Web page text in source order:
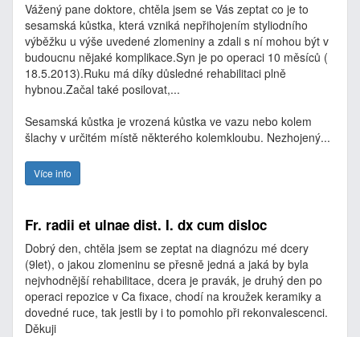
Vážený pane doktore, chtěla jsem se Vás zeptat co je to
sesamská kůstka, která vzniká nepřihojením styliodního
výběžku u výše uvedené zlomeniny a zdali s ní mohou být v
budoucnu nějaké komplikace.Syn je po operaci 10 měsíců (
18.5.2013).Ruku má díky důsledné rehabilitaci plně
hybnou.Začal také posilovat,...
Sesamská kůstka je vrozená kůstka ve vazu nebo kolem
šlachy v určitém místě některého kolemkloubu. Nezhojený...
Více info
Fr. radii et ulnae dist. I. dx cum disloc
Dobrý den, chtěla jsem se zeptat na diagnózu mé dcery
(9let), o jakou zlomeninu se přesně jedná a jaká by byla
nejvhodnější rehabilitace, dcera je pravák, je druhý den po
operaci repozice v Ca fixace, chodí na kroužek keramiky a
dovedné ruce, tak jestli by i to pomohlo při rekonvalescenci.
Děkuji